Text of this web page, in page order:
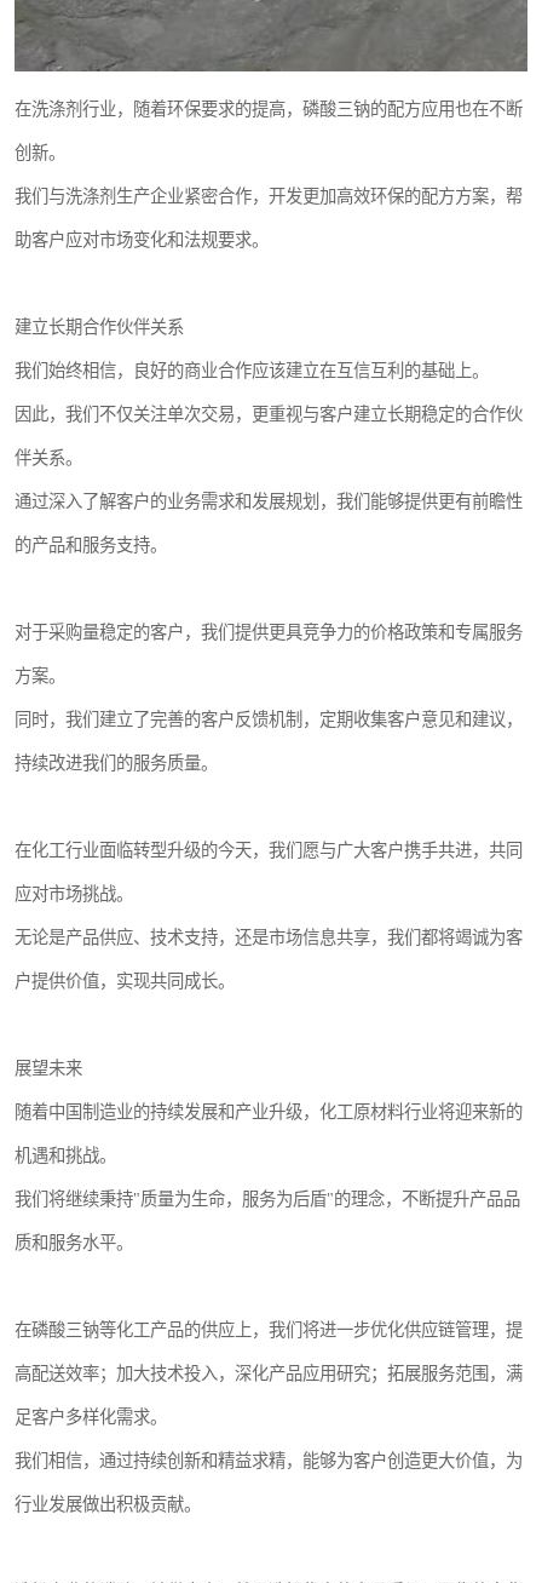
在洗涤剂行业，随着环保要求的提高，磷酸三钠的配方应用也在不断
创新。
我们与洗涤剂生产企业紧密合作，开发更加高效环保的配方方案，帮
助客户应对市场变化和法规要求。
建立长期合作伙伴关系
我们始终相信，良好的商业合作应该建立在互信互利的基础上。
因此，我们不仅关注单次交易，更重视与客户建立长期稳定的合作伙
伴关系。
通过深入了解客户的业务需求和发展规划，我们能够提供更有前瞻性
的产品和服务支持。
对于采购量稳定的客户，我们提供更具竞争力的价格政策和专属服务
方案。
同时，我们建立了完善的客户反馈机制，定期收集客户意见和建议，
持续改进我们的服务质量。
在化工行业面临转型升级的今天，我们愿与广大客户携手共进，共同
应对市场挑战。
无论是产品供应、技术支持，还是市场信息共享，我们都将竭诚为客
户提供价值，实现共同成长。
展望未来
随着中国制造业的持续发展和产业升级，化工原材料行业将迎来新的
机遇和挑战。
我们将继续秉持"质量为生命，服务为后盾"的理念，不断提升产品品
质和服务水平。
在磷酸三钠等化工产品的供应上，我们将进一步优化供应链管理，提
高配送效率；加大技术投入，深化产品应用研究；拓展服务范围，满
足客户多样化需求。
我们相信，通过持续创新和精益求精，能够为客户创造更大价值，为
行业发展做出积极贡献。